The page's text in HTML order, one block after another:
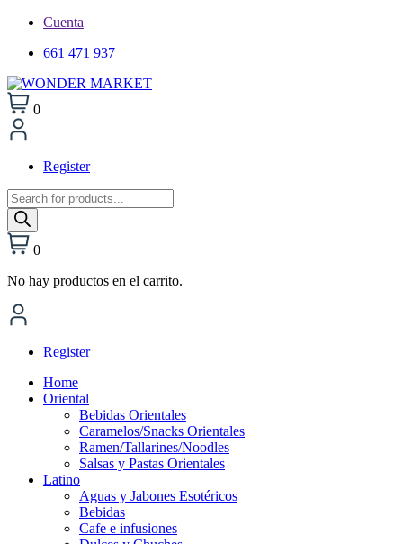
Cuenta
661 471 937
0
Register
Búsqueda
de
productos
0
No hay productos en el carrito.
Register
Home
Oriental
Bebidas Orientales
Caramelos/Snacks Orientales
Ramen/Tallarines/Noodles
Salsas y Pastas Orientales
Latino
Aguas y Jabones Esotéricos
Bebidas
Cafe e infusiones